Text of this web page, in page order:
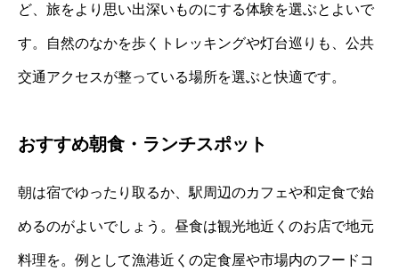
ど、旅をより思い出深いものにする体験を選ぶとよいで
す。自然のなかを歩くトレッキングや灯台巡りも、公共
交通アクセスが整っている場所を選ぶと快適です。
おすすめ朝食・ランチスポット
朝は宿でゆったり取るか、駅周辺のカフェや和定食で始
めるのがよいでしょう。昼食は観光地近くのお店で地元
料理を。例として漁港近くの定食屋や市場内のフードコ